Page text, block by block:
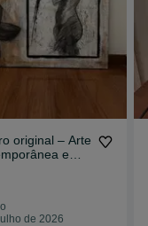
original – Arte
em
Mista
de 2026